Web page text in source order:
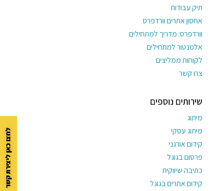
תיק עבודות
אחסון אתרים וורדפרס
וורדפרס: מדריך למתחילים
אלמנטור למתחילים
לקוחות ממליצים
צרו קשר
שירותים נוספים
מיתוג
מיתוג עסקי
קידום אורגני
פרסום בגוגל
כתיבה שיווקית
קידום אתרים בגוגל
לחצו כאן ליצירת קשר